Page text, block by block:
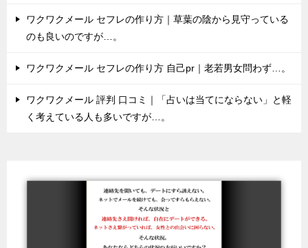
ワクワクメール セフレの作り方｜草葉の陰から見守っている
のも良いのですが…。
ワクワクメール セフレの作り方 自己pr｜老若男女問わず…。
ワクワクメール 評判 口コミ｜「占いは当てにならない」と軽
く考えている人も多いですが…。